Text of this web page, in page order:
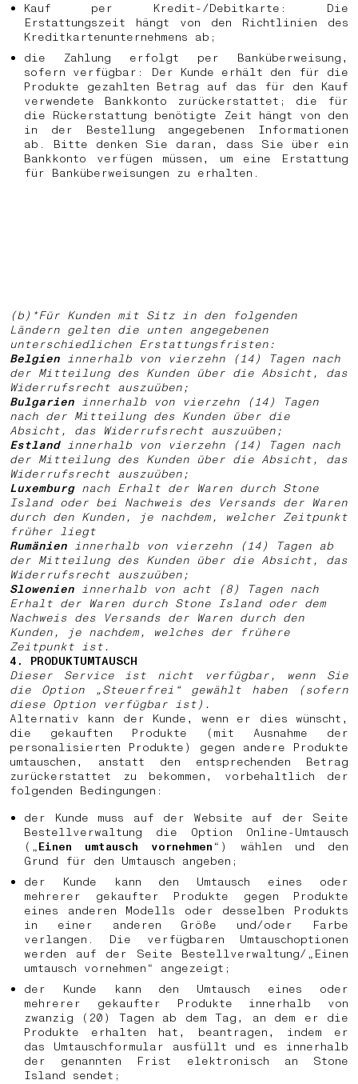
Kauf per Kredit-/Debitkarte: Die
Erstattungszeit hängt von den Richtlinien des
Kreditkartenunternehmens ab;
die Zahlung erfolgt per Banküberweisung,
sofern verfügbar: Der Kunde erhält den für die
Produkte gezahlten Betrag auf das für den Kauf
verwendete Bankkonto zurückerstattet; die für
die Rückerstattung benötigte Zeit hängt von den
in der Bestellung angegebenen Informationen
ab. Bitte denken Sie daran, dass Sie über ein
Bankkonto verfügen müssen, um eine Erstattung
für Banküberweisungen zu erhalten.
(b)*Für Kunden mit Sitz in den folgenden
Ländern gelten die unten angegebenen
unterschiedlichen Erstattungsfristen:
Belgien innerhalb von vierzehn (14) Tagen nach
der Mitteilung des Kunden über die Absicht, das
Widerrufsrecht auszuüben;
Bulgarien innerhalb von vierzehn (14) Tagen
nach der Mitteilung des Kunden über die
Absicht, das Widerrufsrecht auszuüben;
Estlandinnerhalb von vierzehn (14) Tagen nach
der Mitteilung des Kunden über die Absicht, das
Widerrufsrecht auszuüben;
Luxemburg nach Erhalt der Waren durch Stone
Island oder bei Nachweis des Versands der Waren
durch den Kunden, je nachdem, welcher Zeitpunkt
früher liegt
Rumänien innerhalb von vierzehn (14) Tagen ab
der Mitteilung des Kunden über die Absicht, das
Widerrufsrecht auszuüben;
Slowenien innerhalb von acht (8) Tagen nach
Erhalt der Waren durch Stone Island oder dem
Nachweis des Versands der Waren durch den
Kunden, je nachdem, welches der frühere
Zeitpunkt ist.
4. PRODUKTUMTAUSCH
Dieser Service ist nicht verfügbar, wenn Sie
die Option „Steuerfrei“ gewählt haben (sofern
diese Option verfügbar ist).
Alternativ kann der Kunde, wenn er dies wünscht,
die gekauften Produkte (mit Ausnahme der
personalisierten Produkte) gegen andere Produkte
umtauschen, anstatt den entsprechenden Betrag
zurückerstattet zu bekommen, vorbehaltlich der
folgenden Bedingungen:
der Kunde muss auf der Website auf der Seite
Bestellverwaltung die Option Online-Umtausch
(„Einen umtausch vornehmen “) wählen und den
Grund für den Umtausch angeben;
der Kunde kann den Umtausch eines oder
mehrerer gekaufter Produkte gegen Produkte
eines anderen Modells oder desselben Produkts
in einer anderen Größe und/oder Farbe
verlangen. Die verfügbaren Umtauschoptionen
werden auf der Seite Bestellverwaltung/„Einen
umtausch vornehmen“ angezeigt;
der Kunde kann den Umtausch eines oder
mehrerer gekaufter Produkte innerhalb von
zwanzig (20) Tagen ab dem Tag, an dem er die
Produkte erhalten hat, beantragen, indem er
das Umtauschformular ausfüllt und es innerhalb
der genannten Frist elektronisch an Stone
Island sendet;